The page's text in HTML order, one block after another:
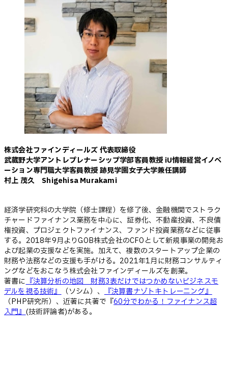
株式会社ファインディールズ 代表取締役
武蔵野大学アントレプレナーシップ学部客員教授 iU情報経営イノベ
ーション専門職大学客員教授 跡見学園女子大学兼任講師
村上 茂久 Shigehisa Murakami
経済学研究科の大学院（修士課程）を修了後、金融機関でストラク
チャードファイナンス業務を中心に、証券化、不動産投資、不良債
権投資、プロジェクトファイナンス、ファンド投資業務などに従事
する。2018年9月よりGOB株式会社のCFOとして新規事業の開発お
よび起業の支援などを実施。加えて、複数のスタートアップ企業の
財務や法務などの支援も手がける。2021年1月に財務コンサルティ
ングなどをおこなう株式会社ファインディールズを創業。
著書に 『決算分析の地図 財務3表だけではつかめないビジネスモ
デルを視る技術』
（ソシム）、
『決算書ナゾトキトレーニング』
（PHP研究所）、近著に共著で『60分でわかる！ファイナンス超
入門』 (技術評論者)がある。